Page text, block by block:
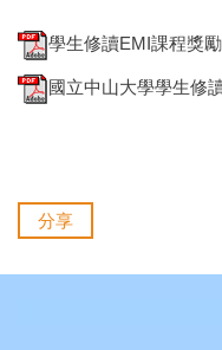
學生修讀EMI課程獎
國立中山大學學生修
分享